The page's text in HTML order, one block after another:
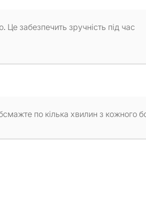
забезпечить зручність під час
по кілька хвилин з кожного